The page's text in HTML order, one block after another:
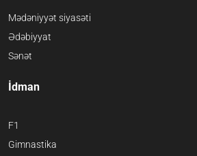
Mədəniyyət siyasəti
Ədəbiyyat
Sənət
İdman
F1
Gimnastika